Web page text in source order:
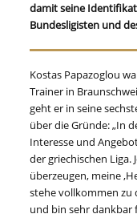
damit seine
Bundesligisten und
Kostas Papazoglou
Trainer in
geht er in seine
über die Gründe: „In
Interesse und
der griechischen
überzeugen, meine
stehe vollkommen zu
und bin sehr dankbar